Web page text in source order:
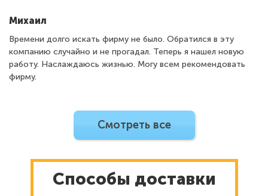
Михаил
Времени долго искать фирму не было. Обратился в эту
компанию случайно и не прогадал. Теперь я нашел новую
работу. Наслаждаюсь жизнью. Могу всем рекомендовать
фирму.
Cмотреть все
Способы доставки